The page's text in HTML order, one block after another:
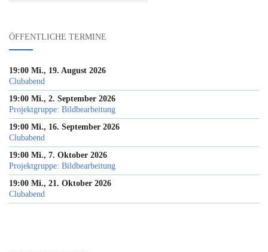
ÖFFENTLICHE TERMINE
19:00 Mi., 19. August 2026
Clubabend
19:00 Mi., 2. September 2026
Projektgruppe: Bildbearbeitung
19:00 Mi., 16. September 2026
Clubabend
19:00 Mi., 7. Oktober 2026
Projektgruppe: Bildbearbeitung
19:00 Mi., 21. Oktober 2026
Clubabend